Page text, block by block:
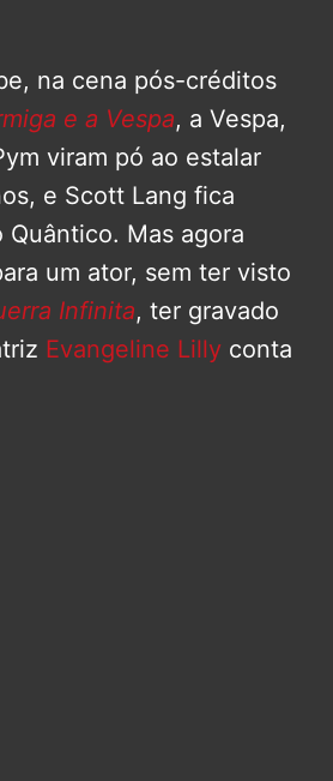
na cena pós-créditos
e a Vespa, a Vespa,
viram pó ao estalar
e Scott Lang fica
Quântico. Mas agora
um ator, sem ter visto
Infinita, ter gravado
Evangeline Lilly conta